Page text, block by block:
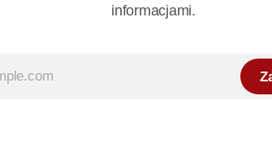
informacjami.